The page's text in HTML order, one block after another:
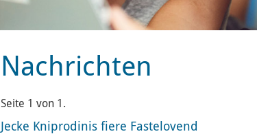
Nachrichten
Seite 1 von 1.
Jecke Kniprodinis fiere Fastelovend